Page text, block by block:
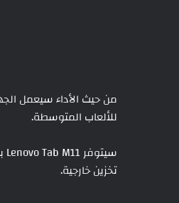
للألعاب المتوسطة.
تخزين خارجية.